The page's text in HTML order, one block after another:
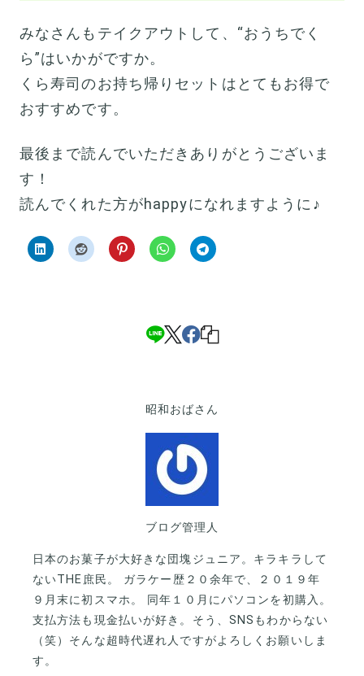
みなさんもテイクアウトして、“おうちでく
ら”はいかがですか。
くら寿司のお持ち帰りセットはとてもお得で
おすすめです。
最後まで読んでいただきありがとうございま
す！
読んでくれた方がhappyになれますように♪
昭和おばさん
ブログ管理人
日本のお菓子が大好きな団塊ジュニア。キラキラして
ないTHE庶民。 ガラケー歴２０余年で、２０１９年
９月末に初スマホ。 同年１０月にパソコンを初購入。
支払方法も現金払いが好き。そう、SNSもわからない
（笑）そんな超時代遅れ人ですがよろしくお願いしま
す。